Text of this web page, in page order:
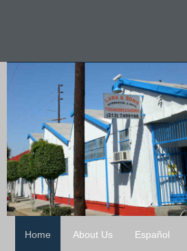
Home About Us Español